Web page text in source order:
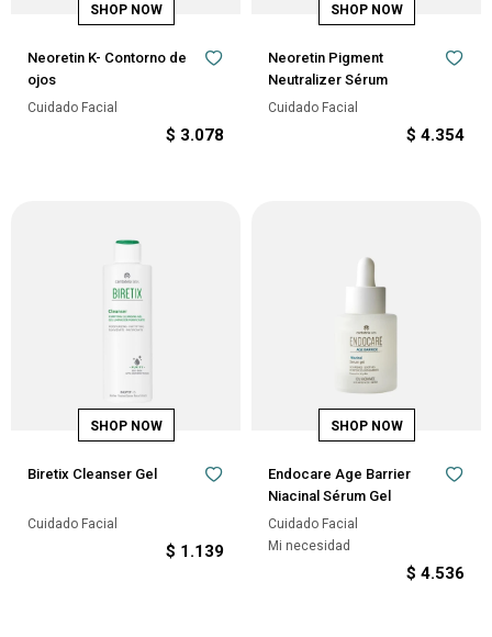
Neoretin K- Contorno de
ojos
Cuidado Facial
$ 3.078
Neoretin Pigment
Neutralizer Sérum
Cuidado Facial
$ 4.354
Biretix Cleanser Gel
Cuidado Facial
$ 1.139
Endocare Age Barrier
Niacinal Sérum Gel
Cuidado Facial
Mi necesidad
$ 4.536